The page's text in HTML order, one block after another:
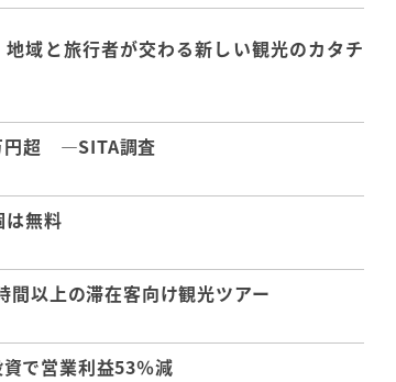
域と旅行者が交わる新しい観光のカタチ
円超 ―SITA調査
は無料
以上の滞在客向け観光ツアー
で営業利益53％減